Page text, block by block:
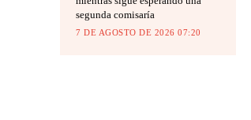
segunda comisaría
7 DE AGOSTO DE 2026 07:20